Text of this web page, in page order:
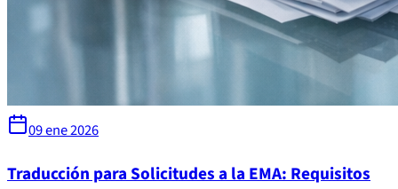
09 ene 2026
Traducción para Solicitudes a la EMA: Requisitos